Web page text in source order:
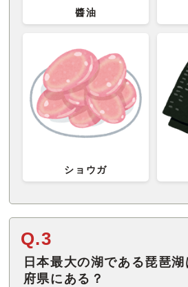
醬油
ショウガ
Q.3
日本最大の湖である琵琶
府県にある？